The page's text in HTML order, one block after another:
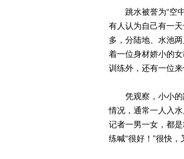
跳水被誉为“空中
有人认为自己有一
多，分陆地、水池
着一位身材娇小的
训练外，还有一位
凭观察，小小的
情况，通常一人入
记者一男一女，都
练喊“很好！”很快，